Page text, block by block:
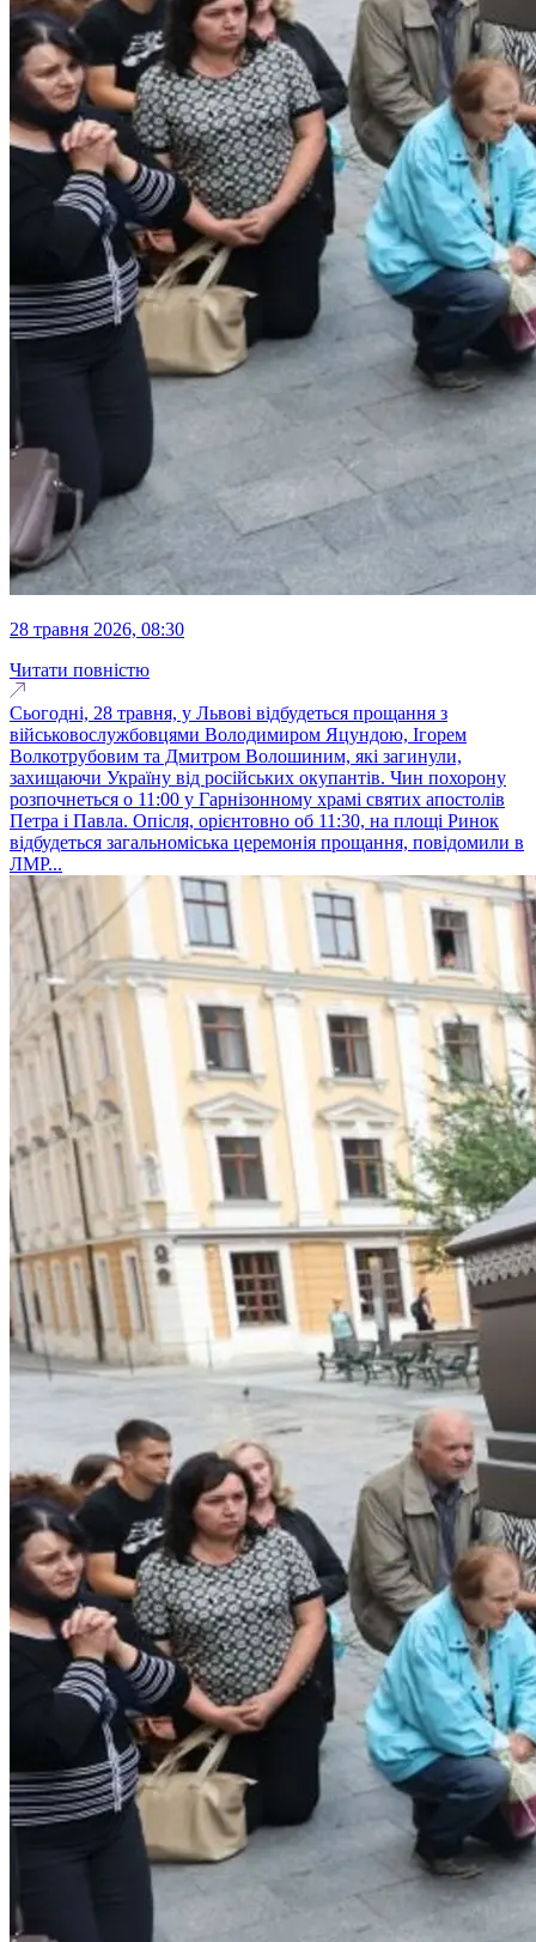
28 травня 2026, 08:30
Читати повністю
Сьогодні, 28 травня, у Львові відбудеться прощання з
військовослужбовцями Володимиром Яцундою, Ігорем
Волкотрубовим та Дмитром Волошиним, які загинули,
захищаючи Україну від російських окупантів. Чин похорону
розпочнеться о 11:00 у Гарнізонному храмі святих апостолів
Петра і Павла. Опісля, орієнтовно об 11:30, на площі Ринок
відбудеться загальноміська церемонія прощання, повідомили в
ЛМР...